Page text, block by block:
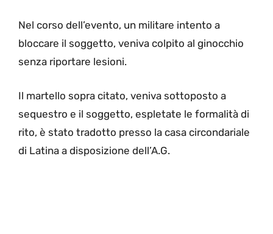
Nel corso dell’evento, un militare intento a
bloccare il soggetto, veniva colpito al ginocchio
senza riportare lesioni.
Il martello sopra citato, veniva sottoposto a
sequestro e il soggetto, espletate le formalità di
rito, è stato tradotto presso la casa circondariale
di Latina a disposizione dell’A.G.